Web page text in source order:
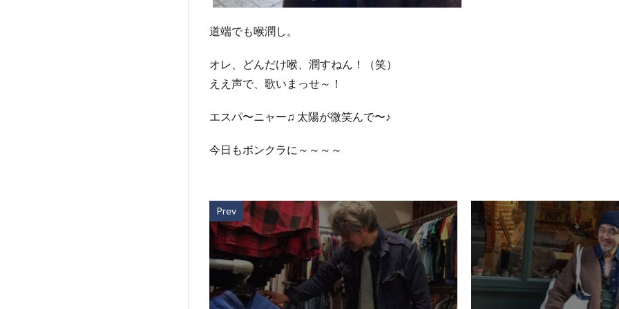
道端でも喉潤し。
オレ、どんだけ喉、潤すねん！（笑）
ええ声で、歌いまっせ～！
エスパ〜ニャー♫ 太陽が微笑んで〜♪
今日もボンクラに～～～～
Prev